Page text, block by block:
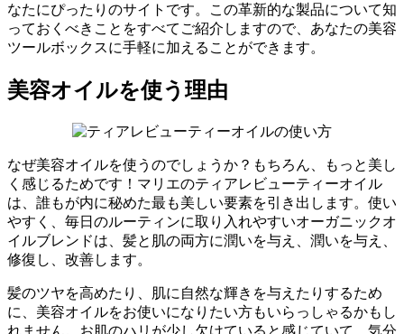
なたにぴったりのサイトです。この革新的な製品について知
っておくべきことをすべてご紹介しますので、あなたの美容
ツールボックスに手軽に加えることができます。
美容オイルを使う理由
なぜ美容オイルを使うのでしょうか？もちろん、もっと美し
く感じるためです！マリエのティアレビューティーオイル
は、誰もが内に秘めた最も美しい要素を引き出します。使い
やすく、毎日のルーティンに取り入れやすいオーガニックオ
イルブレンドは、髪と肌の両方に潤いを与え、潤いを与え、
修復し、改善します。
髪のツヤを高めたり、肌に自然な輝きを与えたりするため
に、美容オイルをお使いになりたい方もいらっしゃるかもし
れません。お肌のハリが少し欠けていると感じていて、気分